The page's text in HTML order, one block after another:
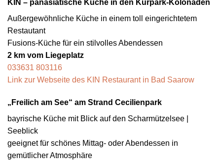
KIN – panasiatische Küche in den Kurpark-Kolonaden
Außergewöhnliche Küche in einem toll eingerichtetem
Restautant
Fusions-Küche für ein stilvolles Abendessen
2 km vom Liegeplatz
033631 803116
Link zur Webseite des KIN Restaurant in Bad Saarow
„Freilich am See“ am Strand Cecilienpark
bayrische Küche mit Blick auf den Scharmützelsee |
Seeblick
geeignet für schönes Mittag- oder Abendessen in
gemütlicher Atmosphäre